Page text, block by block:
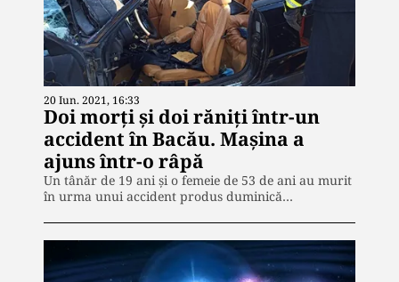
20 Iun. 2021, 16:33
Doi morți și doi răniți într-un
accident în Bacău. Mașina a
ajuns într-o râpă
Un tânăr de 19 ani și o femeie de 53 de ani au murit
în urma unui accident produs duminică…